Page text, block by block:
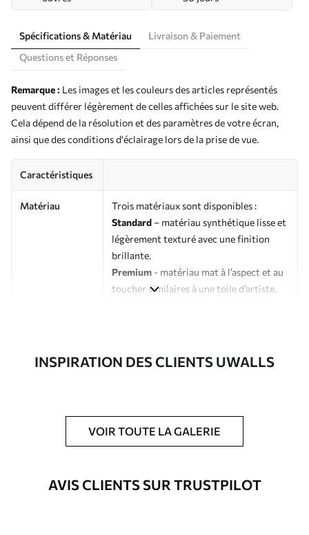
Spécifications & Matériau
Livraison & Paiement
Questions et Réponses
Remarque : Les images et les couleurs des articles représentés
peuvent différer légèrement de celles affichées sur le site web.
Cela dépend de la résolution et des paramètres de votre écran,
ainsi que des conditions d'éclairage lors de la prise de vue.
Caractéristiques
Matériau
Trois matériaux sont disponibles :
Standard – matériau synthétique lisse et
légèrement texturé avec une finition
brillante.
Premium - matériau mat à l’aspect et au
toucher similaires à une toile d’artiste.
Possibilité d'ajouter un vernis
protecteur pour renforcer la durabilité
du tableau.
Matériaux disponibles
INSPIRATION DES CLIENTS UWALLS
VOIR TOUTE LA GALERIE
AVIS CLIENTS SUR TRUSTPILOT